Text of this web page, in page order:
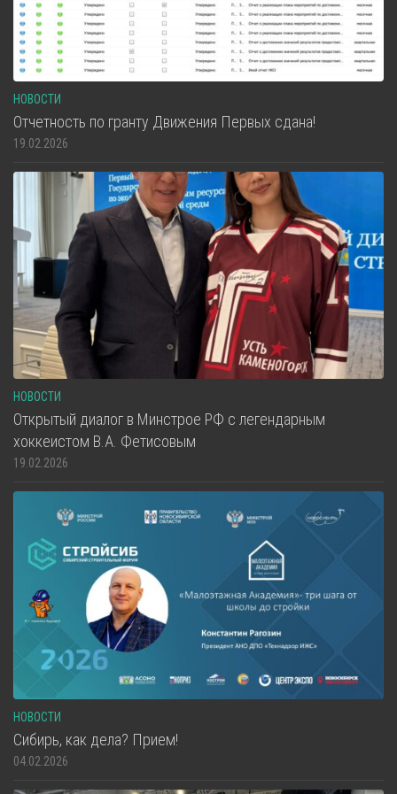
НОВОСТИ
Отчетность по гранту Движения Первых сдана!
19.02.2026
НОВОСТИ
Открытый диалог в Минстрое РФ с легендарным
хоккеистом В.А. Фетисовым
19.02.2026
НОВОСТИ
Сибирь, как дела? Прием!
04.02.2026